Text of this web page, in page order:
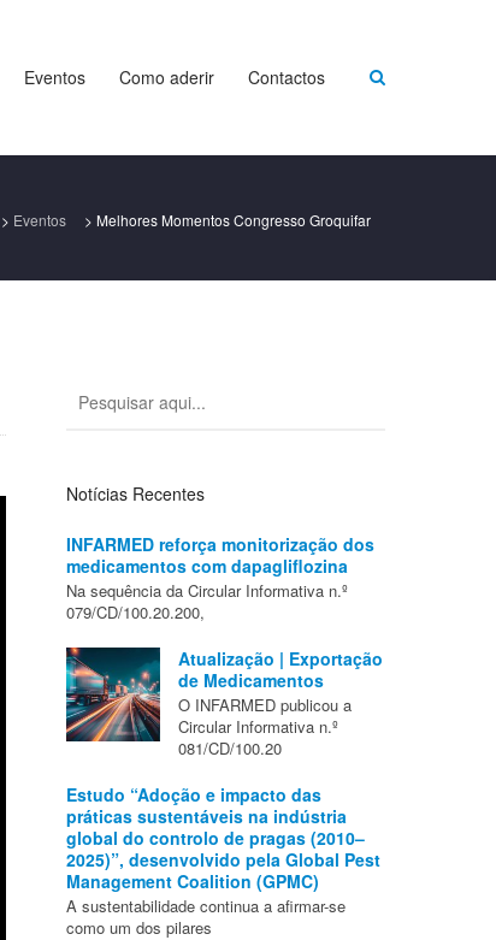
Eventos Como aderir Contactos
> Eventos > Melhores Momentos Congresso Groquifar
Notícias Recentes
INFARMED reforça monitorização dos
medicamentos com dapagliflozina
Na sequência da Circular Informativa n.º
079/CD/100.20.200,
Atualização | Exportação
de Medicamentos
O INFARMED publicou a
Circular Informativa n.º
081/CD/100.20
Estudo “Adoção e impacto das
práticas sustentáveis na indústria
global do controlo de pragas (2010–
2025)”, desenvolvido pela Global Pest
Management Coalition (GPMC)
A sustentabilidade continua a afirmar-se
como um dos pilares